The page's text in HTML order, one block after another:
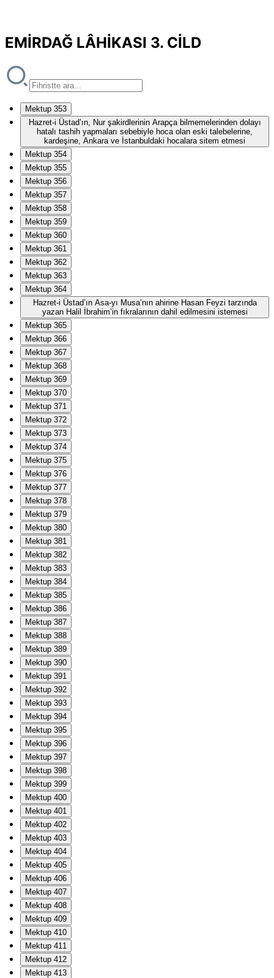
EMİRDAĞ LÂHİKASI 3. CİLD
Mektup 353
Hazret-i Üstad’ın, Nur şakirdlerinin Arapça bilmemelerinden dolayı
hatalı tashih yapmaları sebebiyle hoca olan eski talebelerine,
kardeşine, Ankara ve İstanbuldaki hocalara sitem etmesi
Mektup 354
Mektup 355
Mektup 356
Mektup 357
Mektup 358
Mektup 359
Mektup 360
Mektup 361
Mektup 362
Mektup 363
Mektup 364
Hazret-i Üstad’ın Asa-yı Musa’nın ahirine Hasan Feyzi tarzında
yazan Halil İbrahim’in fıkralarının dahil edilmesini istemesi
Mektup 365
Mektup 366
Mektup 367
Mektup 368
Mektup 369
Mektup 370
Mektup 371
Mektup 372
Mektup 373
Mektup 374
Mektup 375
Mektup 376
Mektup 377
Mektup 378
Mektup 379
Mektup 380
Mektup 381
Mektup 382
Mektup 383
Mektup 384
Mektup 385
Mektup 386
Mektup 387
Mektup 388
Mektup 389
Mektup 390
Mektup 391
Mektup 392
Mektup 393
Mektup 394
Mektup 395
Mektup 396
Mektup 397
Mektup 398
Mektup 399
Mektup 400
Mektup 401
Mektup 402
Mektup 403
Mektup 404
Mektup 405
Mektup 406
Mektup 407
Mektup 408
Mektup 409
Mektup 410
Mektup 411
Mektup 412
Mektup 413